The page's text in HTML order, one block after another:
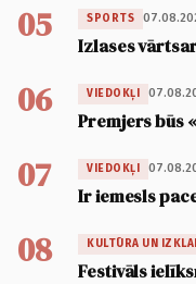
05 SPORTS
Izlases
06 VIEDOKĻI
Premjers būs
07 VIEDOKĻI
Ir iemesls
08 KULTŪRA UN
Festivāls